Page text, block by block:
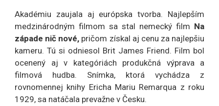
Akadémiu zaujala aj európska tvorba. Najlepším
medzinárodným filmom sa stal nemecký film Na
západe nič nové, pričom získal aj cenu za najlepšiu
kameru. Tú si odniesol Brit James Friend. Film bol
ocenený aj v kategóriách produkčná výprava a
filmová hudba. Snímka, ktorá vychádza z
rovnomennej knihy Ericha Mariu Remarqua z roku
1929, sa natáčala prevažne v Česku.